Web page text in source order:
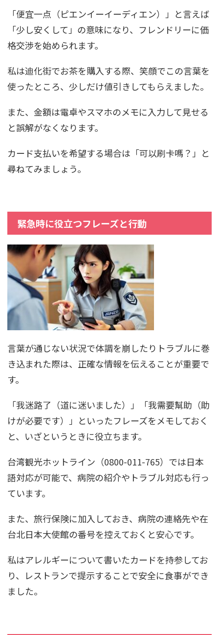
「便宜一点（ピエンイーイーディエン）」と言えば
「少し安くして」の意味になり、フレンドリーに価
格交渉を始められます。
私は迪化街でお茶を購入する際、笑顔でこの言葉を
使ったところ、少しだけ値引きしてもらえました。
また、金額は電卓やスマホのメモに入力して見せる
と誤解がなくなります。
カード支払いを希望する場合は「可以刷卡嗎？」と
尋ねてみましょう。
緊急時に役立つフレーズと行動
言葉が通じない状況で体調を崩したりトラブルに巻
き込まれた際は、正確な情報を伝えることが重要で
す。
「我迷路了（道に迷いました）」「我需要幫助（助
けが必要です）」といったフレーズをメモしておく
と、いざというときに役立ちます。
台湾観光ホットライン（0800-011-765）では日本
語対応が可能で、病院の紹介やトラブル対応も行っ
ています。
また、旅行保険に加入しておき、病院の連絡先や在
台北日本大使館の番号を控えておくと安心です。
私はアレルギーについて書いたカードを持参してお
り、レストランで提示することで安全に食事ができ
ました。